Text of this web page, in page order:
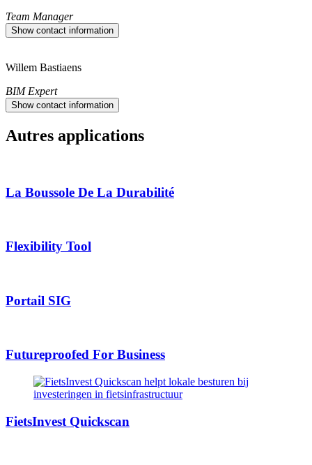
Team Manager
Show contact information
Willem Bastiaens
BIM Expert
Show contact information
Autres applications
La Boussole De La Durabilité
Flexibility Tool
Portail SIG
Futureproofed For Business
FietsInvest Quickscan